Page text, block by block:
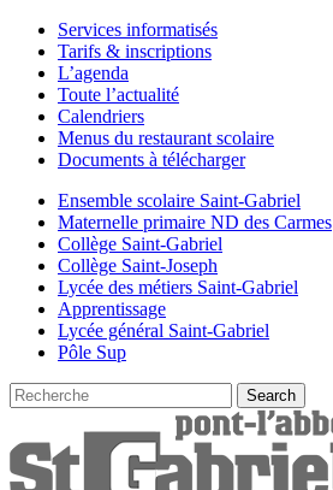
Services informatisés
Tarifs & inscriptions
L’agenda
Toute l’actualité
Calendriers
Menus du restaurant scolaire
Documents à télécharger
Ensemble scolaire Saint-Gabriel
Maternelle primaire ND des Carmes
Collège Saint-Gabriel
Collège Saint-Joseph
Lycée des métiers Saint-Gabriel
Apprentissage
Lycée général Saint-Gabriel
Pôle Sup